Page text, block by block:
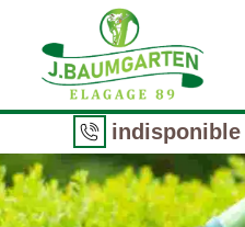
indisponible